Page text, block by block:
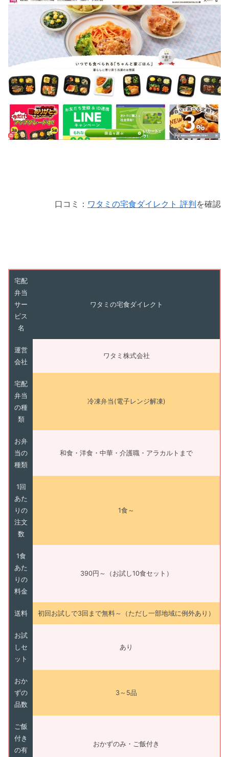
口コミ： ワタミの宅食ダイレクト 評判を確認
宅配
弁当
サー
ビス
名
ワタミの宅食ダイレクト
運営
会社
ワタミ株式会社
宅配
弁当
の種
類
冷凍弁当(電子レンジ解凍)
お弁
当の
種類
和食・洋食・中華・介護職・アラカルトまで
1回
あた
りの
注文
数
1食～
1食
あた
りの
料金
390円～（お試し10食セット）
送料 初回お試しで3回まで無料～（ただし一部地域に例外あり）
お試
しセ
ット
あり
おか
ずの
品数
3～5品
ご飯
付き
の有
おかずのみ・ご飯付き